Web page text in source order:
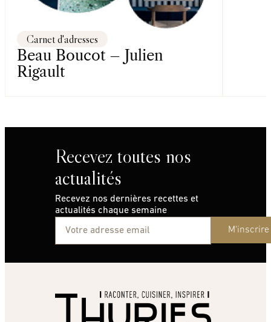
Carnet d'adresses
Beau Boucot – Julien
Rigault
Recevez toutes nos
actualités
Recevez nos dernières recettes et
actualités chaque semaine
M'inscrire